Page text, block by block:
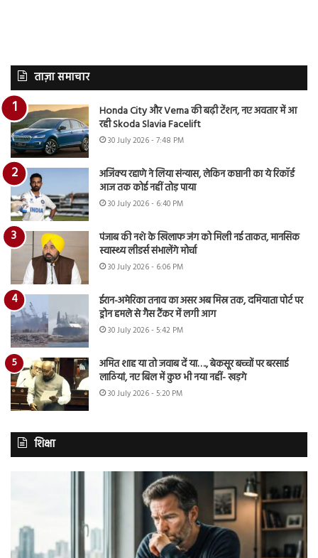
ताज़ा समाचार
Honda City और Verna की बढ़ी टेंशन, नए अवतार में आ
रही Skoda Slavia Facelift
30 July 2026 - 7:48 PM
अजिंक्य रहाणे ने लिया संन्यास, लेकिन कप्तानी का ये रिकॉर्ड
आज तक कोई नहीं तोड़ पाया
30 July 2026 - 6:40 PM
पंजाब की नशे के खिलाफ जंग को मिली नई ताकत, मानसिक
स्वास्थ्य लीडर्स संभालेंगे मोर्चा
30 July 2026 - 6:06 PM
ईरान-अमेरिका तनाव का असर अब मिस्र तक, दमियाता पोर्ट पर
ड्रोन हमले से गैस टैंकर में लगी आग
30 July 2026 - 5:42 PM
अमित शाह या तो जवाब दें या…., बेकसूर बच्चों पर बरसाई
लाठियां, नए बिल में कुछ भी नया नहीं- खड़गे
30 July 2026 - 5:20 PM
शिक्षा